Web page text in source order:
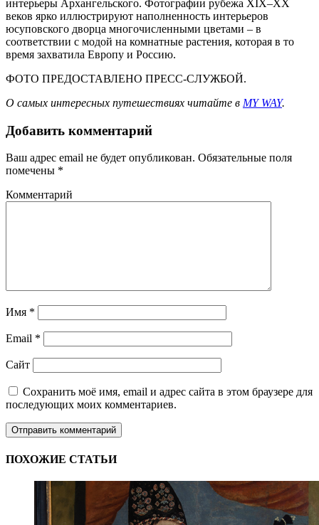
интерьеры Архангельского. Фотографии рубежа XIX–XX
веков ярко иллюстрируют наполненность интерьеров
юсуповского дворца многочисленными цветами – в
соответствии с модой на комнатные растения, которая в то
время захватила Европу и Россию.
ФОТО ПРЕДОСТАВЛЕНО ПРЕСС-СЛУЖБОЙ.
О самых интересных путешествиях читайте в MY WAY.
Добавить комментарий
Ваш адрес email не будет опубликован. Обязательные поля
помечены *
Комментарий
Имя *
Email *
Сайт
Сохранить моё имя, email и адрес сайта в этом браузере для
последующих моих комментариев.
ПОХОЖИЕ СТАТЬИ